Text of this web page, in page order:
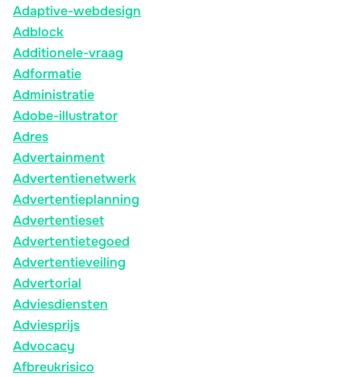
Adaptive-webdesign
Adblock
Additionele-vraag
Adformatie
Administratie
Adobe-illustrator
Adres
Advertainment
Advertentienetwerk
Advertentieplanning
Advertentieset
Advertentietegoed
Advertentieveiling
Advertorial
Adviesdiensten
Adviesprijs
Advocacy
Afbreukrisico